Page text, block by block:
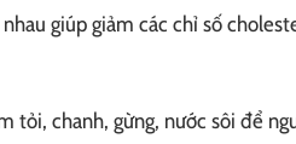
giúp giảm các chỉ số
tỏi, chanh, gừng, nước sôi để